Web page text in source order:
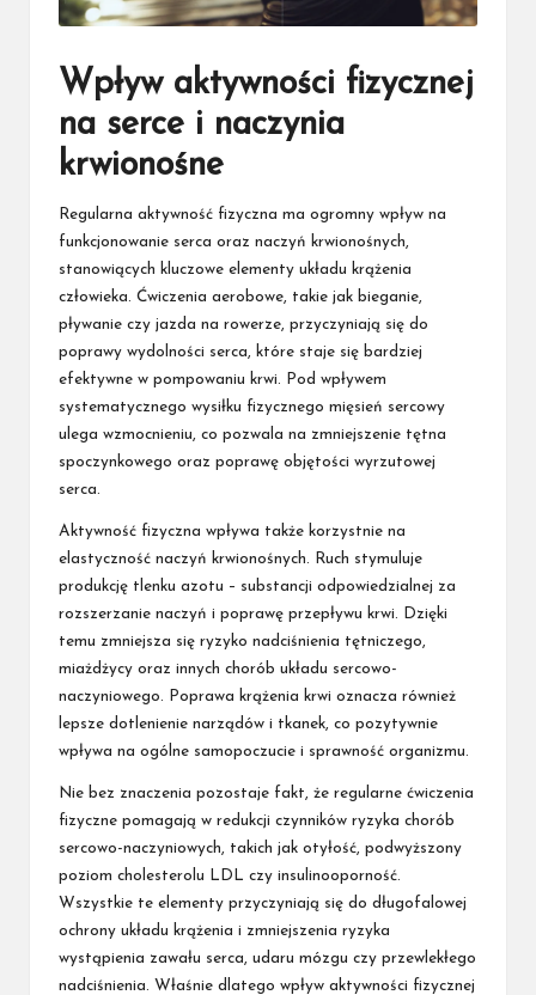
Wpływ aktywności fizycznej
na serce i naczynia
krwionośne
Regularna aktywność fizyczna ma ogromny wpływ na
funkcjonowanie serca oraz naczyń krwionośnych,
stanowiących kluczowe elementy układu krążenia
człowieka. Ćwiczenia aerobowe, takie jak bieganie,
pływanie czy jazda na rowerze, przyczyniają się do
poprawy wydolności serca, które staje się bardziej
efektywne w pompowaniu krwi. Pod wpływem
systematycznego wysiłku fizycznego mięsień sercowy
ulega wzmocnieniu, co pozwala na zmniejszenie tętna
spoczynkowego oraz poprawę objętości wyrzutowej
serca.
Aktywność fizyczna wpływa także korzystnie na
elastyczność naczyń krwionośnych. Ruch stymuluje
produkcję tlenku azotu – substancji odpowiedzialnej za
rozszerzanie naczyń i poprawę przepływu krwi. Dzięki
temu zmniejsza się ryzyko nadciśnienia tętniczego,
miażdżycy oraz innych chorób układu sercowo-
naczyniowego. Poprawa krążenia krwi oznacza również
lepsze dotlenienie narządów i tkanek, co pozytywnie
wpływa na ogólne samopoczucie i sprawność organizmu.
Nie bez znaczenia pozostaje fakt, że regularne ćwiczenia
fizyczne pomagają w redukcji czynników ryzyka chorób
sercowo-naczyniowych, takich jak otyłość, podwyższony
poziom cholesterolu LDL czy insulinooporność.
Wszystkie te elementy przyczyniają się do długofalowej
ochrony układu krążenia i zmniejszenia ryzyka
wystąpienia zawału serca, udaru mózgu czy przewlekłego
nadciśnienia. Właśnie dlatego wpływ aktywności fizycznej